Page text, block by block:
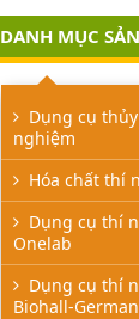
DANH MỤC
Dụng cụ
nghiệm
Hóa chất thí
Dụng cụ thí
Onelab
Dụng cụ thí
Biohall-